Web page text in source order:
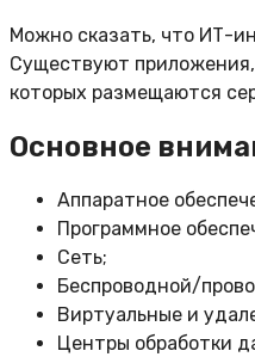
Можно сказать, что ИТ-
Существуют
которых размещаются
Основное
Аппаратное
Программное
Сеть;
Беспроводной/
Виртуальные и
Центры обработки